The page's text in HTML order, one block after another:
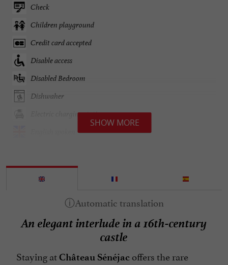
Check
Children playground
Credit card accepted
Disable access
Disabled Bedroom
Dishwaher
Electric charging station
Games Room
Garden
Heating
Lake side/River banks
SHOW MORE
An elegant interlude in a 16th-century
castle
Staying atChâteau Sénéjac offers the rare